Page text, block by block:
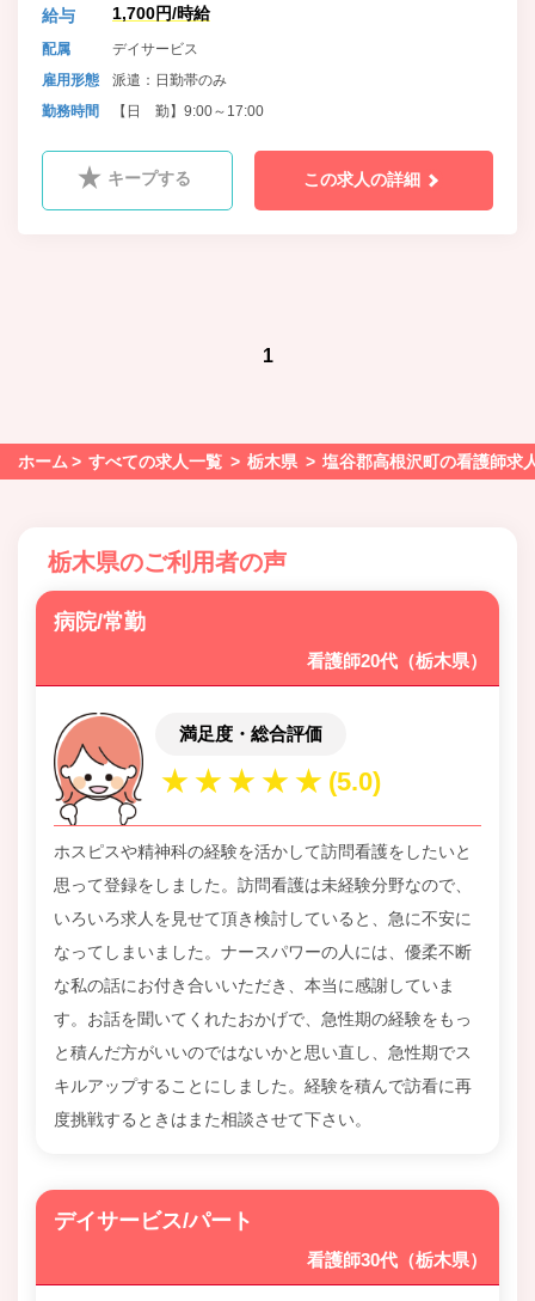
給与 1,700円/時給
配属
デイサービス
雇用形態
派遣：日勤帯のみ
勤務時間
【日 勤】9:00～17:00
キープする この求人の詳細
1
ホーム すべての求人一覧 栃木県 塩谷郡高根沢町の看護師求
栃木県のご利用者の声
病院/常勤
看護師20代（栃木県）
満足度・総合評価
ホスピスや精神科の経験を活かして訪問看護をしたいと
思って登録をしました。訪問看護は未経験分野なので、
いろいろ求人を見せて頂き検討していると、急に不安に
なってしまいました。ナースパワーの人には、優柔不断
な私の話にお付き合いいただき、本当に感謝していま
す。お話を聞いてくれたおかげで、急性期の経験をもっ
と積んだ方がいいのではないかと思い直し、急性期でス
キルアップすることにしました。経験を積んで訪看に再
度挑戦するときはまた相談させて下さい。
デイサービス/パート
看護師30代（栃木県）